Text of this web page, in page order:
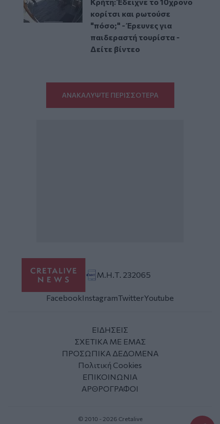
κορίτσι και ρωτούσε
"πόσο;" - Έρευνες για
παιδεραστή τουρίστα -
Δείτε βίντεο
ΑΝΑΚΑΛΥΨΤΕ ΠΕΡΙΣΣΟΤΕΡΑ
Μ.Η.Τ. 232065
FacebookInstagramTwitterYoutube
ΕΙΔΗΣΕΙΣ
ΣΧΕΤΙΚΑ ΜΕ ΕΜΑΣ
ΠΡΟΣΩΠΙΚΑ ΔΕΔΟΜΕΝΑ
Πολιτική Cookies
ΕΠΙΚΟΙΝΩΝΙΑ
ΑΡΘΡΟΓΡΑΦΟΙ
© 2010 - 2026 Cretalive